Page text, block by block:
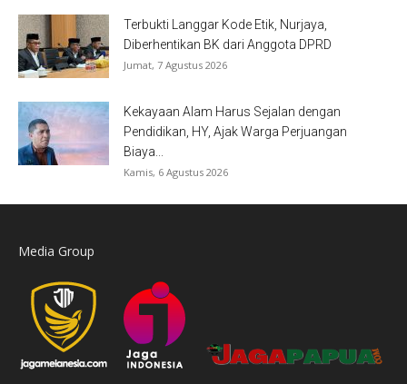
Terbukti Langgar Kode Etik, Nurjaya,
Diberhentikan BK dari Anggota DPRD
Jumat, 7 Agustus 2026
Kekayaan Alam Harus Sejalan dengan
Pendidikan, HY, Ajak Warga Perjuangan
Biaya...
Kamis, 6 Agustus 2026
Media Group